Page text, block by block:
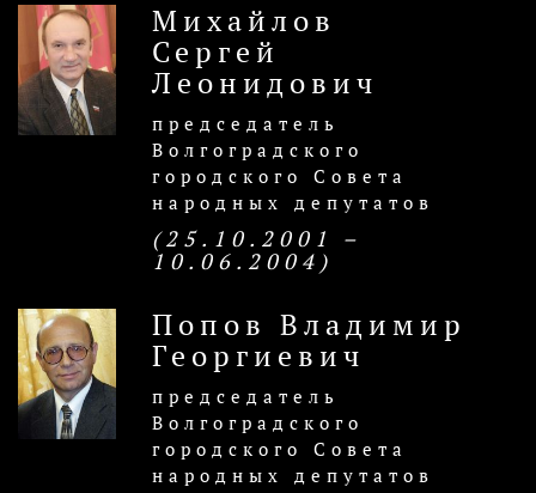
Михайлов
Сергей
Леонидович
председатель
Волгоградского
городского Совета
народных депутатов
(25.10.2001 –
10.06.2004)
Попов Владимир
Георгиевич
председатель
Волгоградского
городского Совета
народных депутатов